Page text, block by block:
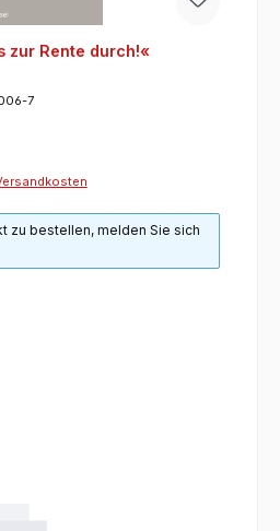
zur Rente durch!«
7
zu bestellen, melden Sie sich